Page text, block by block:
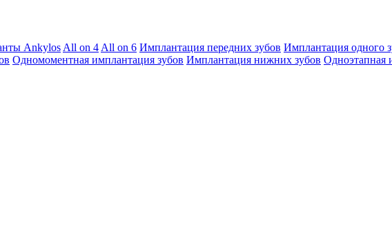
Ankylos All on 4 All on 6 Имплантация передних зубов Имплантация одного
Одномоментная имплантация зубов Имплантация нижних зубов Одноэтапная